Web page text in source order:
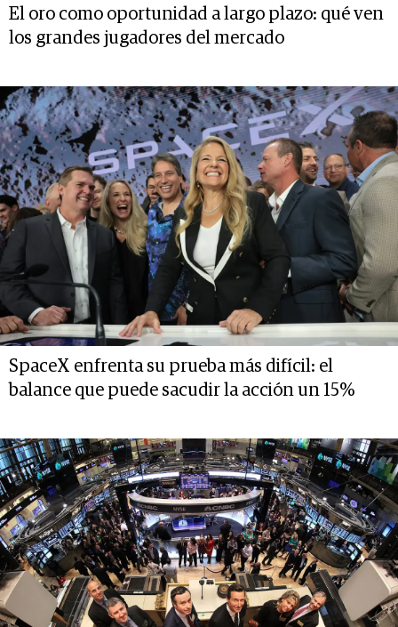
El oro como oportunidad a largo plazo: qué ven
los grandes jugadores del mercado
SpaceX enfrenta su prueba más difícil: el
balance que puede sacudir la acción un 15%